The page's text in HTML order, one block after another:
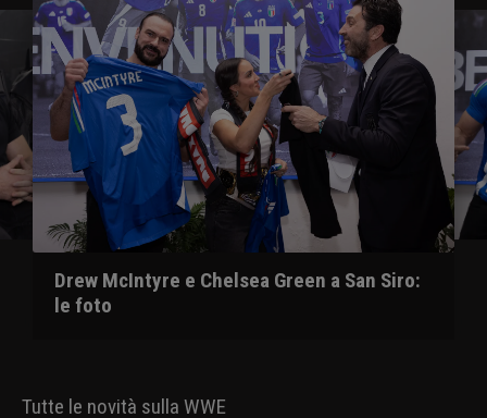
Drew McIntyre e Chelsea Green a San Siro:
le foto
Tutte le novità sulla WWE